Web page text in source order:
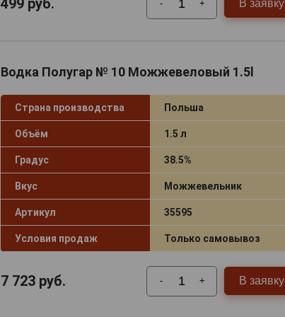
499руб. - + В заявку
Водка Полугар № 10 Можжевеловый 1.5l
Страна производства Польша
Объём 1.5 л
Градус 38.5%
Вкус Можжевельник
Артикул 35595
Условия продаж Только самовывоз
7 723руб. - + В заявку